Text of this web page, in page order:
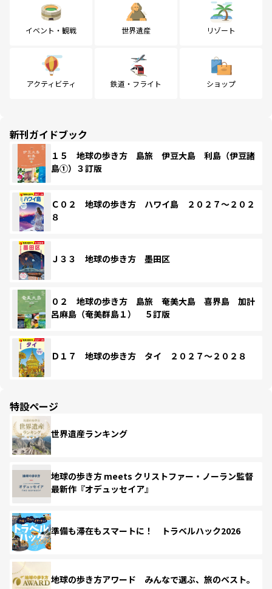
イベント・観戦 世界遺産 リゾート
アクティビティ 鉄道・フライト ショップ
新刊ガイドブック
１５ 地球の歩き方 島旅 伊豆大島 利島（伊豆諸
島①）３訂版
Ｃ０２ 地球の歩き方 ハワイ島 ２０２７～２０２
８
Ｊ３３ 地球の歩き方 墨田区
０２ 地球の歩き方 島旅 奄美大島 喜界島 加計
呂麻島（奄美群島１） ５訂版
Ｄ１７ 地球の歩き方 タイ ２０２７～２０２８
特設ページ
世界遺産ランキング
地球の歩き方 meets クリストファー・ノーラン監督
最新作『オデュッセイア』
準備も滞在もスマートに！ トラベルハック2026
地球の歩き方アワード みんなで選ぶ、旅のベスト。